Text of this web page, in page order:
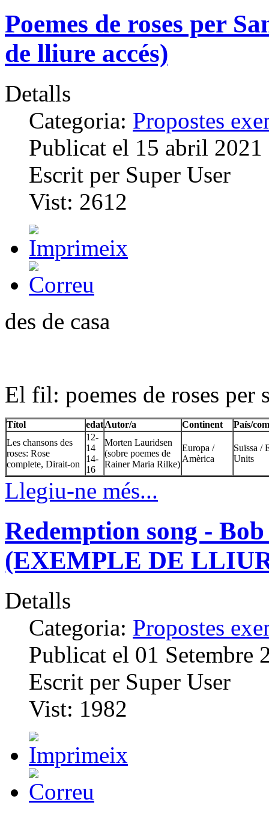
Poemes de roses per
de lliure accés)
Detalls
Categoria: Propostes
Publicat el 15 abril 2021
Escrit per Super User
Vist: 2612
des de casa
El fil: poemes de roses per
Títol edatAutor/a Continent
País/
Les chansons des
roses: Rose
complete, Dirait-on
12-
14
14-
16
Morten Lauridsen
(sobre poemes de
Rainer Maria Rilke)
Europa /
Amèrica
Suïssa /
Units
Llegiu-ne més...
Redemption song -
(EXEMPLE DE
Detalls
Categoria: Propostes
Publicat el 01 Setembre
Escrit per Super User
Vist: 1982